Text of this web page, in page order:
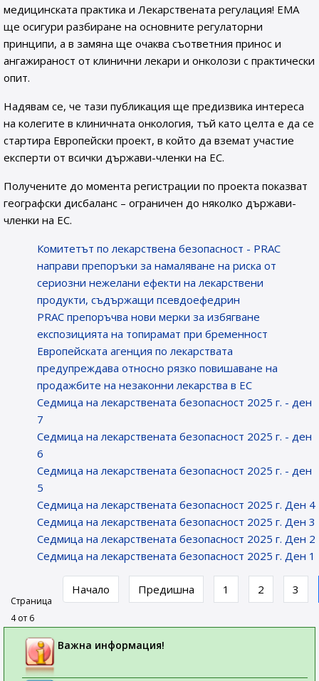
медицинската практика и Лекарствената регулация! ЕМА
ще осигури разбиране на основните регулаторни
принципи, а в замяна ще очаква съответния принос и
ангажираност от клинични лекари и онколози с практически
опит.
Надявам се, че тази публикация ще предизвика интереса
на колегите в клиничната онкология, тъй като целта е да се
стартира Европейски проект, в който да вземат участие
експерти от всички държави-членки на ЕС.
Получените до момента регистрации по проекта показват
географски дисбаланс – ограничен до няколко държави-
членки на ЕС.
Комитетът по лекарствена безопасност - PRAC
направи препоръки за намаляване на риска от
сериозни нежелани ефекти на лекарствени
продукти, съдържащи псевдоефедрин
PRAC препоръчва нови мерки за избягване
експозицията на топирамат при бременност
Европейската агенция по лекарствата
предупреждава относно рязко повишаване на
продажбите на незаконни лекарства в ЕС
Седмица на лекарствената безопасност 2025 г. - ден
7
Седмица на лекарствената безопасност 2025 г. - ден
6
Седмица на лекарствената безопасност 2025 г. - ден
5
Седмица на лекарствената безопасност 2025 г. Ден 4
Седмица на лекарствената безопасност 2025 г. Ден 3
Седмица на лекарствената безопасност 2025 г. Ден 2
Седмица на лекарствената безопасност 2025 г. Ден 1
Страница
4 от 6
Начало Предишна 1 2 3
Важна информация!